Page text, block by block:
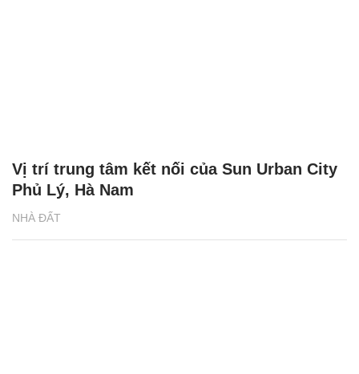
NHÀ ĐẤT
Vị trí trung tâm kết nối của Sun Urban City
Phủ Lý, Hà Nam